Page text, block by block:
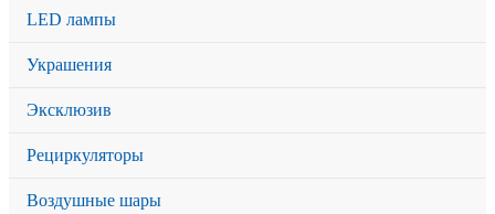
LED лампы
Украшения
Эксклюзив
Рециркуляторы
Воздушные шары